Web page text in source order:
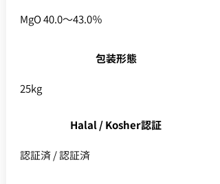
MgO 40.0～43.0％
包装形態
25kg
Halal / Kosher認証
認証済 / 認証済